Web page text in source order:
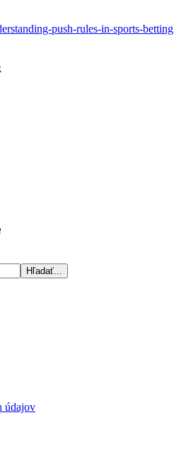
push-rules-in-sports-betting
Hľadať...
údajov